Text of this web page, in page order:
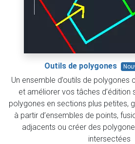
Outils de polygones
Un ensemble d’outils de polygones
et améliorer vos tâches d’édition
polygones en sections plus petites,
à partir d’ensembles de points,
adjacents ou créer des
intersectées